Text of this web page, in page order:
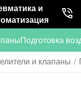
и
Подготовка
и клапаны /